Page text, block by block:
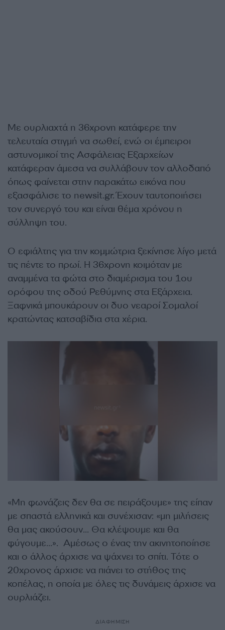
Με ουρλιαχτά η 36χρονη κατάφερε την
τελευταία στιγμή να σωθεί, ενώ οι έμπειροι
αστυνομικοί της Ασφάλειας Εξαρχείων
κατάφεραν άμεσα να συλλάβουν τον αλλοδαπό
όπως φαίνεται στην παρακάτω εικόνα που
εξασφάλισε το newsit.gr. Έχουν ταυτοποιήσει
τον συνεργό του και είναι θέμα χρόνου η
σύλληψη του.
Ο εφιάλτης για την κομμώτρια ξεκίνησε λίγο μετά
τις πέντε το πρωί. Η 36χρονη κοιμόταν με
αναμμένα τα φώτα στο διαμέρισμα του 1ου
ορόφου της οδού Ρεθύμνης στα Εξάρχεια.
Ξαφνικά μπουκάρουν οι δυο νεαροί Σομαλοί
κρατώντας κατσαβίδια στα χέρια.
«Μη φωνάζεις δεν θα σε πειράξουμε» της είπαν
με σπαστά ελληνικά και συνέχισαν: «μη μιλήσεις
θα μας ακούσουν… Θα κλέψουμε και θα
φύγουμε…». Αμέσως ο ένας την ακινητοποίησε
και ο άλλος άρχισε να ψάχνει το σπίτι. Τότε ο
20χρονος άρχισε να πιάνει το στήθος της
κοπέλας, η οποία με όλες τις δυνάμεις άρχισε να
ουρλιάζει.
ΔΙΑΦΗΜΙΣΗ